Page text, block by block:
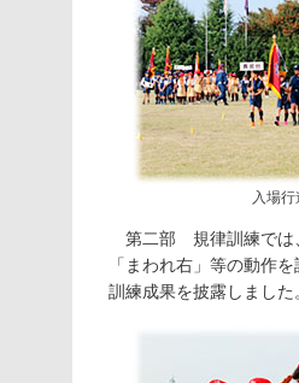
入場行
第二部 規律訓練では
「まわれ右」等の動作
訓練成果を披露しました